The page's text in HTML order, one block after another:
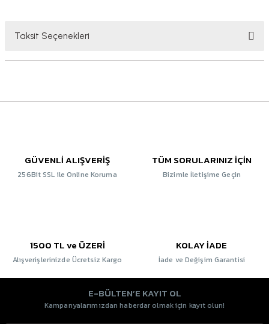
Taksit Seçenekleri
GÜVENLİ ALIŞVERİŞ
256Bit SSL ile Online Koruma
TÜM SORULARINIZ İÇİN
Bizimle İletişime Geçin
1500 TL ve ÜZERİ
Alışverişlerinizde Ücretsiz Kargo
KOLAY İADE
İade ve Değişim Garantisi
E-BÜLTEN’E KAYIT OL
Kampanyalarımızdan haberdar olmak için kayıt olun!